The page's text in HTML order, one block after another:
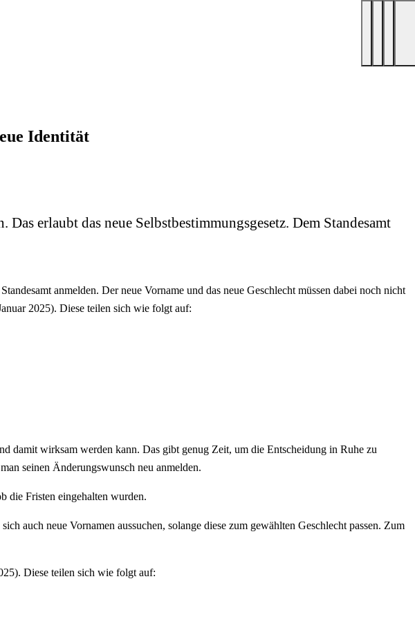
Identität
erlaubt das neue Selbstbestimmungsgesetz. Dem Standesamt
anmelden. Der neue Vorname und das neue Geschlecht müssen dabei noch nicht
2025). Diese teilen sich wie folgt auf:
damit wirksam werden kann. Das gibt genug Zeit, um die Entscheidung in Ruhe zu
seinen Änderungswunsch neu anmelden.
die Fristen eingehalten wurden.
auch neue Vornamen aussuchen, solange diese zum gewählten Geschlecht passen. Zum
Diese teilen sich wie folgt auf: